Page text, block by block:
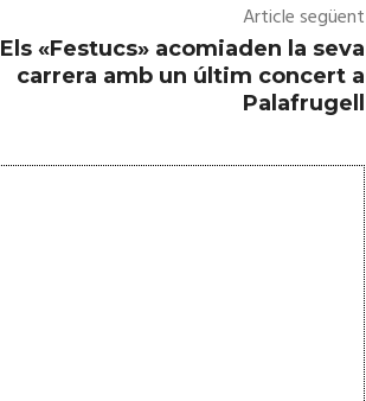
Article següent
Els «Festucs» acomiaden la seva
carrera amb un últim concert a
Palafrugell